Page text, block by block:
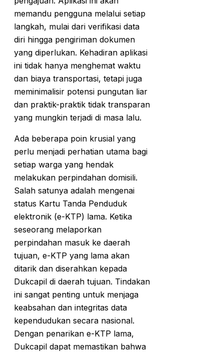
memandu pengguna melalui setiap
langkah, mulai dari verifikasi data
diri hingga pengiriman dokumen
yang diperlukan. Kehadiran aplikasi
ini tidak hanya menghemat waktu
dan biaya transportasi, tetapi juga
meminimalisir potensi pungutan liar
dan praktik-praktik tidak transparan
yang mungkin terjadi di masa lalu.
Ada beberapa poin krusial yang
perlu menjadi perhatian utama bagi
setiap warga yang hendak
melakukan perpindahan domisili.
Salah satunya adalah mengenai
status Kartu Tanda Penduduk
elektronik (e-KTP) lama. Ketika
seseorang melaporkan
perpindahan masuk ke daerah
tujuan, e-KTP yang lama akan
ditarik dan diserahkan kepada
Dukcapil di daerah tujuan. Tindakan
ini sangat penting untuk menjaga
keabsahan dan integritas data
kependudukan secara nasional.
Dengan penarikan e-KTP lama,
Dukcapil dapat memastikan bahwa